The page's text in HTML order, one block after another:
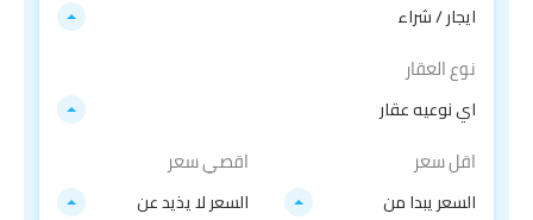
ايجار / شراء
نوع العقار
اي نوعيه عقار
اقل سعر
السعر يبدا من
اقصي سعر
السعر لا يذيد عن